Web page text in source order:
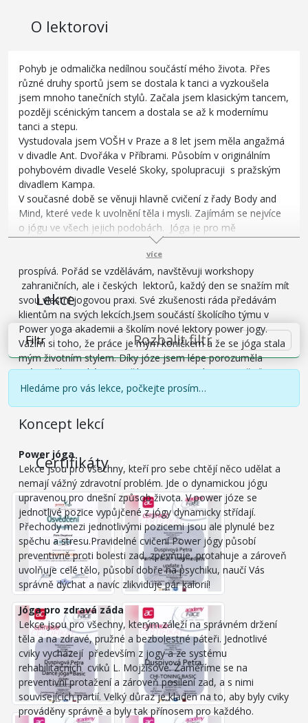
O lektorovi
Pohyb je odmalička nedílnou součástí mého života. Přes
různé druhy sportů jsem se dostala k tanci a vyzkoušela
jsem mnoho tanečních stylů. Začala jsem klasickým tancem,
později scénickým tancem a dostala se až k modernímu
tanci a stepu.
Vystudovala jsem VOŠH v Praze a 8 let jsem měla angažmá
v divadle Ant. Dvořáka v Příbrami. Působím v originálním
pohybovém divadle Veselé Skoky, spolupracuji s pražským
divadlem Kampa.
V současné době se věnuji hlavně cvičení z řady Body and
Mind, které vede k uvolnění těla i mysli. Zajímám se nejvíce
o jógu ve všech jejich podobách. Jóga je pro mě
nekonečnou životní cestou, stále je v ní co objevovat,
zdokonalovat a je příjemné cítit, jak to člověku a celému tělu
prospívá. Pořád se vzdělávám, navštěvuji workshopy
zahraničních, ale i českých lektorů, každý den se snažím mít
svou vlastní jogovou praxi. Své zkušenosti ráda předávám
klientům na svých lekcích.Jsem součástí školícího týmu v
Power yoga akademii a školím nové lektory power jogy.
Vážím si toho, že práce je mým koníčkem a že se jóga stala
mým životním stylem. Díky józe jsem lépe porozuměla
svému tělu a také se naučila "vypnout" relaxovat. Přijďte to
vyzkoušet i Vy! Těším se na Vás!
Koncept lekcí
Power jóga
Lekce jsou pro všechny, kteří pro sebe chtějí něco udělat a
nemají vážný zdravotní problém. Jde o dynamickou jógu
upravenou pro dnešní způsob života. V power józe se
jednotlivé pozice vypůjčené z jógy dynamicky střídají.
Přechody mezi jednotlivými pozicemi jsou ale plynulé bez
spěchu a stresu.Pravidelné cvičení Power jógy působí
preventivně proti bolesti zad, zpevňuje, protahuje a zároveň
uvolňuje celé tělo, působí dobře na psychiku, naučí Vás
správně dýchat a navíc zlikviduje pár kalorií!
Jóga pro zdravá záda
Lekce jsou pro všechny, kterým záleží na správném držení
těla a na zdravé, pružné a bezbolestné páteři. Jednotlivé
cviky vycházejí především z jogy a ze systému
rehabilitačních cviků L. Mojžíšové. Zaměříme se na
preventivní protažení a zároveň posílení zad, a s nimi
souvisejících partií. Velký důraz je kladen na to, aby byly cviky
prováděny správně a byly tak přínosem pro každého.
více
Lekce
Filtr Rozbalit filtr
Hledáme pro vás lekce, počkejte prosím…
Certifikáty 6